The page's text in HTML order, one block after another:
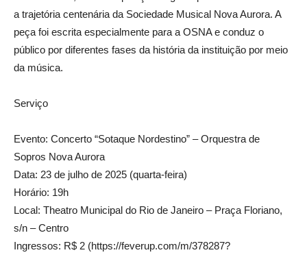
a trajetória centenária da Sociedade Musical Nova Aurora. A
peça foi escrita especialmente para a OSNA e conduz o
público por diferentes fases da história da instituição por meio
da música.
Serviço
Evento: Concerto “Sotaque Nordestino” – Orquestra de
Sopros Nova Aurora
Data: 23 de julho de 2025 (quarta-feira)
Horário: 19h
Local: Theatro Municipal do Rio de Janeiro – Praça Floriano,
s/n – Centro
Ingressos: R$ 2 (https://feverup.com/m/378287?